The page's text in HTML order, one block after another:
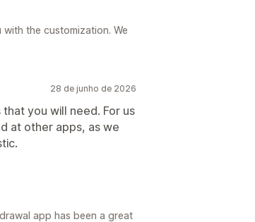
the customization. We
28 de junho de 2026
you will need. For us
at other apps, as we
app has been a great